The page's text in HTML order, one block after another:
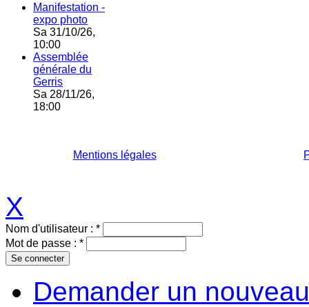
Manifestation -
expo photo
Sa 31/10/26,
10:00
Assemblée
générale du
Gerris
Sa 28/11/26,
18:00
Mentions légales
X
Nom d'utilisateur : *
Mot de passe : *
Demander un